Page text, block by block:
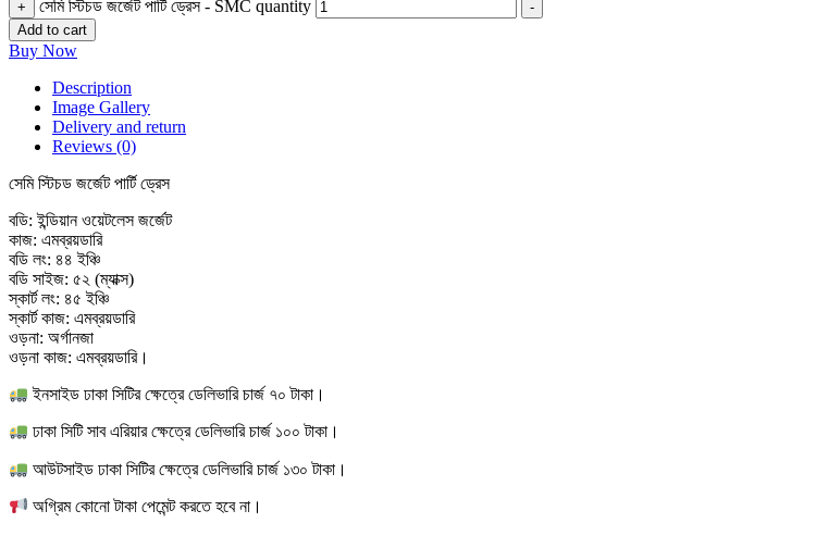
+ সেমি স্টিচড জর্জেট পার্টি ড্রেস - SMC quantity
-
Add to cart
Buy Now
Description
Image Gallery
Delivery and return
Reviews (0)
সেমি স্টিচড জর্জেট পার্টি ড্রেস
বডি: ইন্ডিয়ান ওয়েটলেস জর্জেট
কাজ: এমব্রয়ডারি
বডি লং: ৪৪ ইঞ্চি
বডি সাইজ: ৫২ (ম্যাক্স)
স্কার্ট লং: ৪৫ ইঞ্চি
স্কার্ট কাজ: এমব্রয়ডারি
ওড়না: অর্গানজা
ওড়না কাজ: এমব্রয়ডারি।
ইনসাইড ঢাকা সিটির ক্ষেত্রে ডেলিভারি চার্জ ৭০ টাকা।
ঢাকা সিটি সাব এরিয়ার ক্ষেত্রে ডেলিভারি চার্জ ১০০ টাকা।
আউটসাইড ঢাকা সিটির ক্ষেত্রে ডেলিভারি চার্জ ১৩০ টাকা।
অগ্রিম কোনো টাকা পেমেন্ট করতে হবে না।